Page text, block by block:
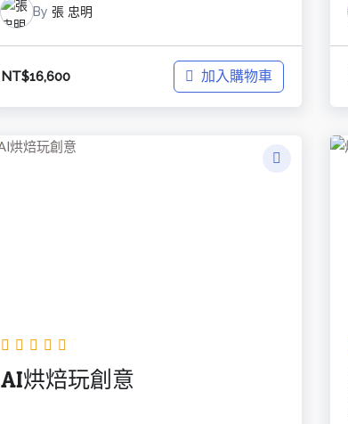
By 張 忠明
NT$16,600 加入購物車
AI烘焙玩創意